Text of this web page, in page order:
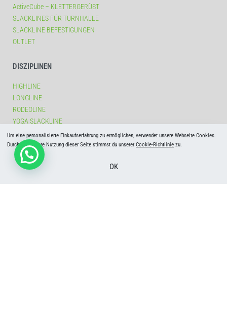
ActiveCube – KLETTERGERÜST
SLACKLINES FÜR TURNHALLE
SLACKLINE BEFESTIGUNGEN
OUTLET
DISZIPLINEN
HIGHLINE
LONGLINE
RODEOLINE
YOGA SLACKLINE
BEGINNER SLACKLINE
ÜBER UNS
Um eine personalisierte Einkaufserfahrung zu ermöglichen, verwendet unsere Webseite Cookies.
Durch die weitere Nutzung dieser Seite stimmst du unsererCookie-Richtlinie zu.
OK